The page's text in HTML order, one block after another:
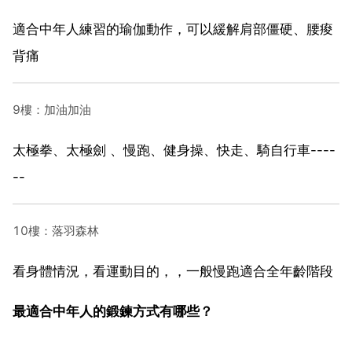
適合中年人練習的瑜伽動作，可以緩解肩部僵硬、腰痠
背痛
9樓：加油加油
太極拳、太極劍 、慢跑、健身操、快走、騎自行車----
--
10樓：落羽森林
看身體情況，看運動目的，，一般慢跑適合全年齡階段
最適合中年人的鍛鍊方式有哪些？